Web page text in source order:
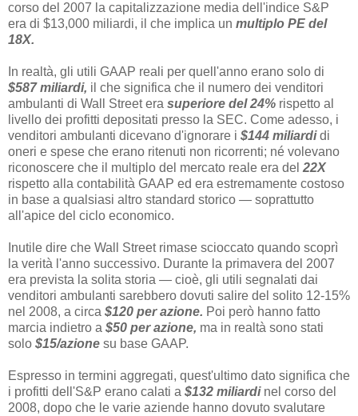
corso del 2007 la capitalizzazione media dell'indice S&P
era di $13,000 miliardi, il che implica un multiplo PE del
18X.
In realtà, gli utili GAAP reali per quell'anno erano solo di
$587 miliardi, il che significa che il numero dei venditori
ambulanti di Wall Street era superiore del 24% rispetto al
livello dei profitti depositati presso la SEC. Come adesso, i
venditori ambulanti dicevano d'ignorare i $144 miliardidi
oneri e spese che erano ritenuti non ricorrenti; né volevano
riconoscere che il multiplo del mercato reale era del22X
rispetto alla contabilità GAAP ed era estremamente costoso
in base a qualsiasi altro standard storico — soprattutto
all'apice del ciclo economico.
Inutile dire che Wall Street rimase scioccato quando scoprì
la verità l'anno successivo. Durante la primavera del 2007
era prevista la solita storia — cioè, gli utili segnalati dai
venditori ambulanti sarebbero dovuti salire del solito 12-15%
nel 2008, a circa $120 per azione. Poi però hanno fatto
marcia indietro a $50 per azione, ma in realtà sono stati
solo $15/azione su base GAAP.
Espresso in termini aggregati, quest'ultimo dato significa che
i profitti dell'S&P erano calati a $132 miliardinel corso del
2008, dopo che le varie aziende hanno dovuto svalutare